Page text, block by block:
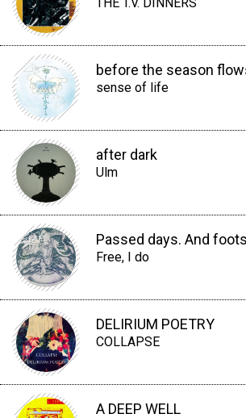
before the season
sense of life
after dark
Ulm
Passed days. And
Free, I do
DELIRIUM POETRY
COLLAPSE
A DEEP WELL